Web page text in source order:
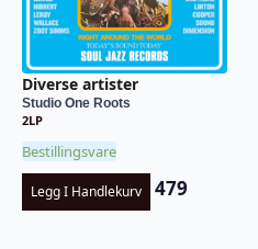
Diverse artister
Studio One Roots
2LP
Bestillingsvare
Legg I Handlekurv 479